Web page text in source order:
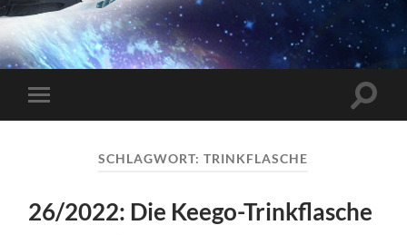
können ...
Menü
SCHLAGWORT:TRINKFLASCHE
26/2022: Die Keego-Trinkflasche